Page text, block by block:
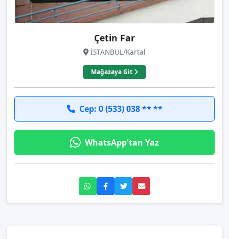
Çetin Far
İSTANBUL/Kartal
Mağazaya Git
Cep: 0 (533) 038 ** **
WhatsApp'tan Yaz